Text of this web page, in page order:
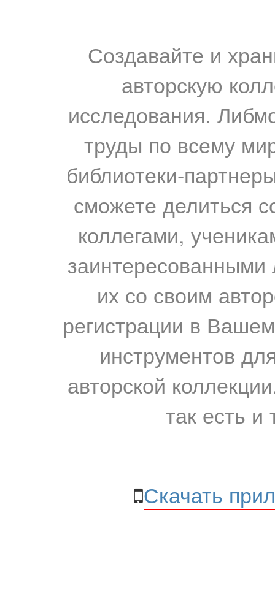
Создавайте и
авторскую
исследования.
труды по всему
библиотеки-
сможете делиться
коллегами,
их со своим
регистрации в
инструментов
авторской
так есть и
Скачать